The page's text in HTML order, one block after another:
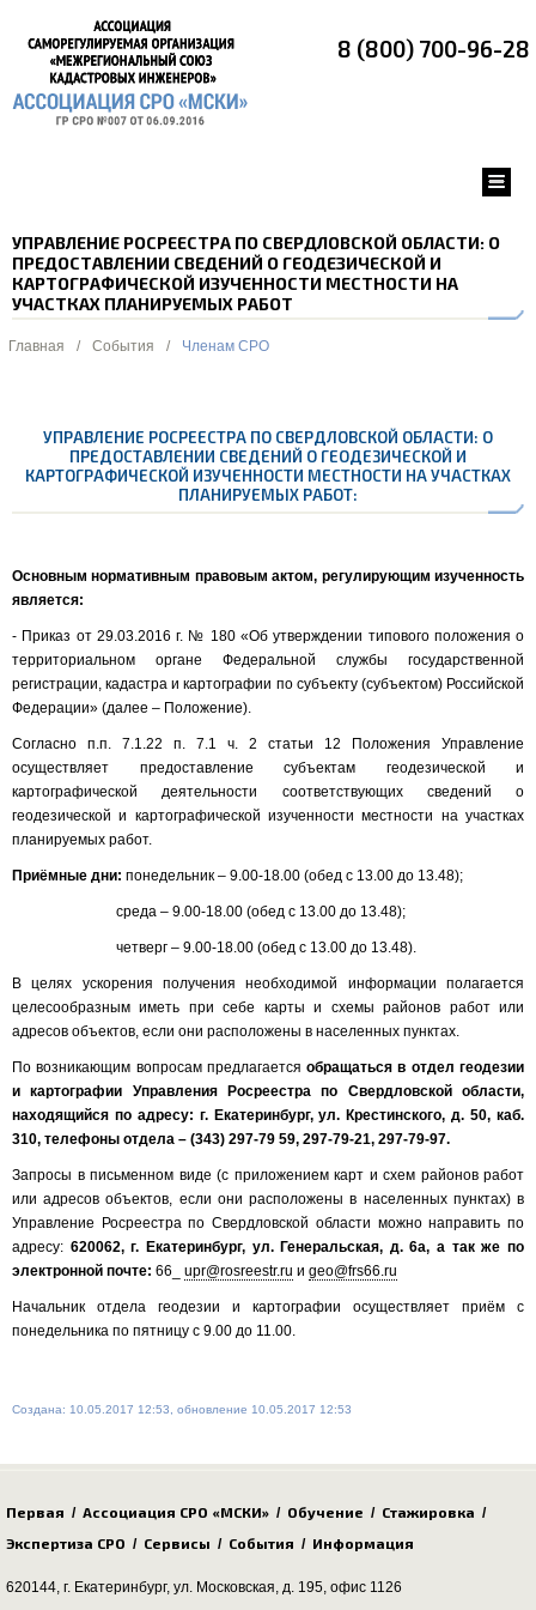
8 (800) 700-96-28
УПРАВЛЕНИЕ РОСРЕЕСТРА ПО СВЕРДЛОВСКОЙ ОБЛАСТИ: О
ПРЕДОСТАВЛЕНИИ СВЕДЕНИЙ О ГЕОДЕЗИЧЕСКОЙ И
КАРТОГРАФИЧЕСКОЙ ИЗУЧЕННОСТИ МЕСТНОСТИ НА
УЧАСТКАХ ПЛАНИРУЕМЫХ РАБОТ
Главная / События / Членам СРО
УПРАВЛЕНИЕ РОСРЕЕСТРА ПО СВЕРДЛОВСКОЙ ОБЛАСТИ: О
ПРЕДОСТАВЛЕНИИ СВЕДЕНИЙ О ГЕОДЕЗИЧЕСКОЙ И
КАРТОГРАФИЧЕСКОЙ ИЗУЧЕННОСТИ МЕСТНОСТИ НА УЧАСТКАХ
ПЛАНИРУЕМЫХ РАБОТ:
Основным нормативным правовым актом, регулирующим изученность
является:
- Приказ от 29.03.2016 г. № 180 «Об утверждении типового положения о
территориальном органе Федеральной службы государственной
регистрации, кадастра и картографии по субъекту (субъектом) Российской
Федерации» (далее – Положение).
Согласно п.п. 7.1.22 п. 7.1 ч. 2 статьи 12 Положения Управление
осуществляет предоставление субъектам геодезической и
картографической деятельности соответствующих сведений о
геодезической и картографической изученности местности на участках
планируемых работ.
Приёмные дни: понедельник – 9.00-18.00 (обед с 13.00 до 13.48);
среда – 9.00-18.00 (обед с 13.00 до 13.48);
четверг – 9.00-18.00 (обед с 13.00 до 13.48).
В целях ускорения получения необходимой информации полагается
целесообразным иметь при себе карты и схемы районов работ или
адресов объектов, если они расположены в населенных пунктах.
По возникающим вопросам предлагаетсяобращаться в отдел геодезии
и картографии Управления Росреестра по Свердловской области,
находящийся по адресу: г. Екатеринбург, ул. Крестинского, д. 50, каб.
310, телефоны отдела – (343) 297-79 59, 297-79-21, 297-79-97.
Запросы в письменном виде (с приложением карт и схем районов работ
или адресов объектов, если они расположены в населенных пунктах) в
Управление Росреестра по Свердловской области можно направить по
адресу: 620062, г. Екатеринбург, ул. Генеральская, д. 6а, а так же по
электронной почте: 66_ upr@rosreestr.ru и geo@frs66.ru
Начальник отдела геодезии и картографии осуществляет приём с
понедельника по пятницу с 9.00 до 11.00.
Создана: 10.05.2017 12:53, обновление 10.05.2017 12:53
Первая / Ассоциация СРО «МСКИ» / Обучение / Стажировка /
Экспертиза СРО / Сервисы / События / Информация
620144, г. Екатеринбург, ул. Московская, д. 195, офис 1126